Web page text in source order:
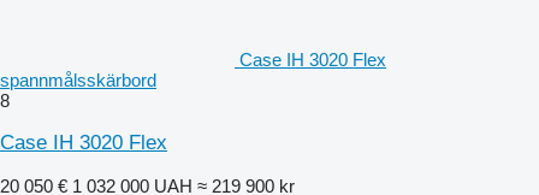
Case IH 3020 Flex
spannmålsskärbord
8
Case IH 3020 Flex
20 050 € 1 032 000 UAH ≈ 219 900 kr